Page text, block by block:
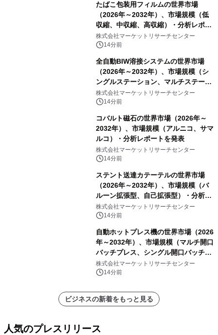
たばこ包装用フィルムの世界市場
（2026年～2032年）、市場規模（低
収縮、中収縮、高収縮）・分析レポー
トを発表
株式会社マーケットリサーチセンター
14分前
全自動BIW溶接システムの世界市場
（2026年～2032年）、市場規模（シ
ングルステーション、マルチステーシ
ョン）・分析レポートを発表
株式会社マーケットリサーチセンター
14分前
コバルト磁石の世界市場（2026年～
2032年）、市場規模（アルニコ、サマ
ルコ）・分析レポートを発表
株式会社マーケットリサーチセンター
14分前
ステント送達カテーテルの世界市場
（2026年～2032年）、市場規模（バ
ルーン拡張型、自己拡張型）・分析レ
ポートを発表
株式会社マーケットリサーチセンター
14分前
自動ホットプレス機の世界市場（2026
年～2032年）、市場規模（マルチ開口
バッチプレス、シングル開口バッチプ
レス、連続ホットプレスライン、真空
成形、その他）・分析レポートを発表
株式会社マーケットリサーチセンター
14分前
ビジネスの新着をもっと見る
人気のプレスリリース